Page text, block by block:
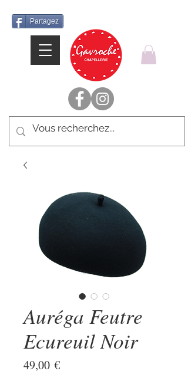
Partagez
Auréga Feutre
Ecureuil Noir
49,00 €Prix